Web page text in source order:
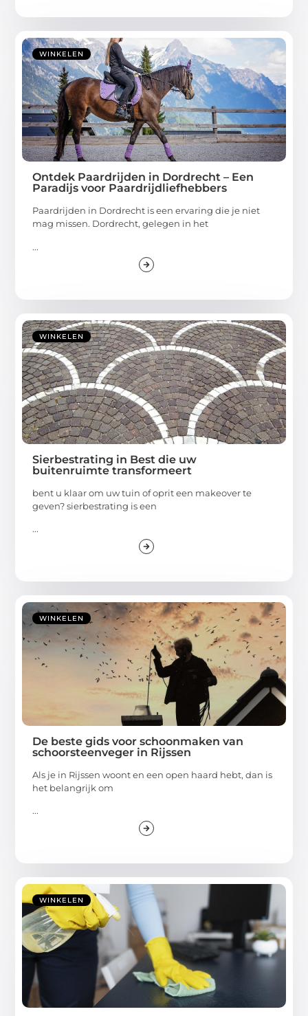
WINKELEN
Ontdek Paardrijden in Dordrecht – Een
Paradijs voor Paardrijdliefhebbers
Paardrijden in Dordrecht is een ervaring die je niet
mag missen. Dordrecht, gelegen in het
...
WINKELEN
Sierbestrating in Best die uw
buitenruimte transformeert
bent u klaar om uw tuin of oprit een makeover te
geven? sierbestrating is een
...
WINKELEN
De beste gids voor schoonmaken van
schoorsteenveger in Rijssen
Als je in Rijssen woont en een open haard hebt, dan is
het belangrijk om
...
WINKELEN